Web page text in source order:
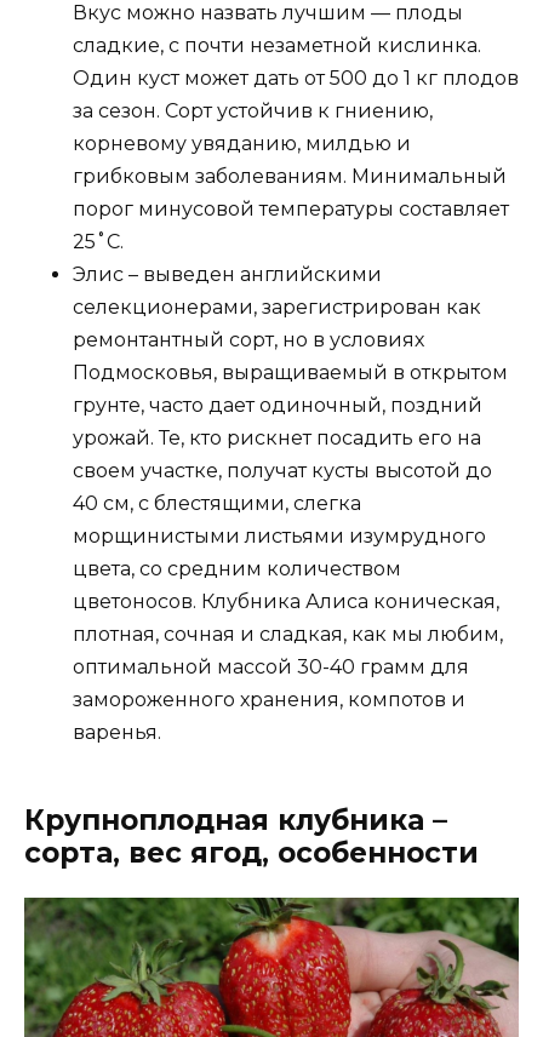
Вкус можно назвать лучшим — плоды
сладкие, с почти незаметной кислинка.
Один куст может дать от 500 до 1 кг плодов
за сезон. Сорт устойчив к гниению,
корневому увяданию, милдью и
грибковым заболеваниям. Минимальный
порог минусовой температуры составляет
25˚C.
Элис – выведен английскими
селекционерами, зарегистрирован как
ремонтантный сорт, но в условиях
Подмосковья, выращиваемый в открытом
грунте, часто дает одиночный, поздний
урожай. Те, кто рискнет посадить его на
своем участке, получат кусты высотой до
40 см, с блестящими, слегка
морщинистыми листьями изумрудного
цвета, со средним количеством
цветоносов. Клубника Алиса коническая,
плотная, сочная и сладкая, как мы любим,
оптимальной массой 30-40 грамм для
замороженного хранения, компотов и
варенья.
Крупноплодная клубника –
сорта, вес ягод, особенности